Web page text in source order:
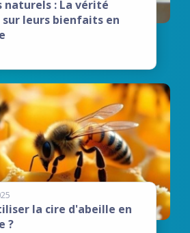
naturels : La vérité
leurs bienfaits en
la cire d'abeille en
?